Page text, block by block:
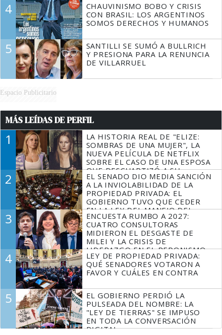
4
CHAUVINISMO BOBO Y CRISIS
CON BRASIL: LOS ARGENTINOS
SOMOS DERECHOS Y HUMANOS
5
SANTILLI SE SUMÓ A BULLRICH
Y PRESIONA PARA LA RENUNCIA
DE VILLARRUEL
Espacio Publicitario
MÁS LEÍDAS DE PERFIL
1
LA HISTORIA REAL DE "ELIZE:
SOMBRAS DE UNA MUJER", LA
NUEVA PELÍCULA DE NETFLIX
SOBRE EL CASO DE UNA ESPOSA
QUE DESCUARTIZÓ A SU
MARIDO
2
EL SENADO DIO MEDIA SANCIÓN
A LA INVIOLABILIDAD DE LA
PROPIEDAD PRIVADA: EL
GOBIERNO TUVO QUE CEDER
EN LA LEY DEL MANEJO DEL
FUEGO
3
ENCUESTA RUMBO A 2027:
CUATRO CONSULTORAS
MIDIERON EL DESGASTE DE
MILEI Y LA CRISIS DE
LIDERAZGO EN EL PERONISMO
4
LEY DE PROPIEDAD PRIVADA:
QUÉ SENADORES VOTARON A
FAVOR Y CUÁLES EN CONTRA
5
EL GOBIERNO PERDIÓ LA
PULSEADA DEL NOMBRE: LA
"LEY DE TIERRAS" SE IMPUSO
EN TODA LA CONVERSACIÓN
DIGITAL